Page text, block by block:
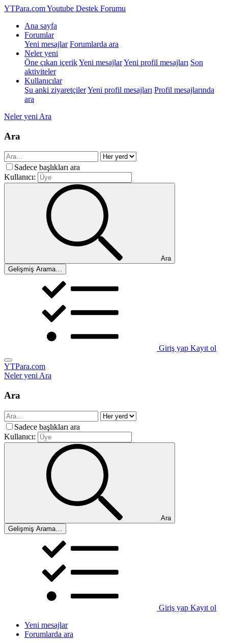
YTPara.comYoutube Destek Forumu
Ana sayfa
Forumlar
Yeni mesajlar Forumlarda ara
Neler yeni
Öne çıkan içerikYeni mesajlarYeni profil mesajları Son
aktiviteler
Kullanıcılar
Şu anki ziyaretçilerYeni profil mesajları Profil mesajlarında
ara
Neler yeni Ara
Ara
Sadece başlıkları ara
Kullanıcı:
Ara
Gelişmiş Arama…
Giriş yap Kayıt ol
YTPara.com
Neler yeniAra
Ara
Sadece başlıkları ara
Kullanıcı:
Ara
Gelişmiş Arama…
Giriş yap Kayıt ol
Yeni mesajlar
Forumlarda ara